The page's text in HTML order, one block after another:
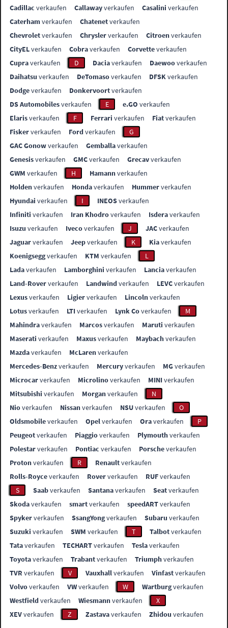
Cadillac verkaufen Callawayverkaufen Casalini verkaufen
Caterhamverkaufen Chatenetverkaufen
Chevroletverkaufen Chryslerverkaufen Citroenverkaufen
CityELverkaufen Cobraverkaufen Corvetteverkaufen
Cupraverkaufen D Daciaverkaufen Daewooverkaufen
Daihatsu verkaufen DeTomasoverkaufen DFSKverkaufen
Dodgeverkaufen Donkervoortverkaufen
DS Automobilesverkaufen E e.GO verkaufen
Elarisverkaufen F Ferrari verkaufen Fiatverkaufen
Fiskerverkaufen Fordverkaufen
G
GAC Gonowverkaufen Gemballaverkaufen
Genesisverkaufen GMCverkaufen Grecavverkaufen
GWM verkaufen H Hamannverkaufen
Holdenverkaufen Hondaverkaufen Hummerverkaufen
Hyundai verkaufen I INEOSverkaufen
Infiniti verkaufen Iran Khodroverkaufen Isderaverkaufen
Isuzu verkaufen Ivecoverkaufen J JACverkaufen
Jaguarverkaufen Jeepverkaufen K Kiaverkaufen
Koenigseggverkaufen KTM verkaufen
L
Ladaverkaufen Lamborghini verkaufen Lanciaverkaufen
Land-Roververkaufen Landwindverkaufen LEVCverkaufen
Lexusverkaufen Ligierverkaufen Lincolnverkaufen
Lotusverkaufen LTIverkaufen Lynk Coverkaufen
M
Mahindraverkaufen Marcosverkaufen Maruti verkaufen
Maserati verkaufen Maxusverkaufen Maybachverkaufen
Mazdaverkaufen McLarenverkaufen
Mercedes-Benzverkaufen Mercuryverkaufen MGverkaufen
Microcarverkaufen Microlinoverkaufen MINIverkaufen
Mitsubishi verkaufen Morganverkaufen
N
Nioverkaufen Nissanverkaufen NSUverkaufen
O
Oldsmobileverkaufen Opelverkaufen Oraverkaufen
P
Peugeotverkaufen Piaggioverkaufen Plymouthverkaufen
Polestarverkaufen Pontiac verkaufen Porscheverkaufen
Protonverkaufen R Renaultverkaufen
Rolls-Royceverkaufen Roververkaufen RUFverkaufen
S
Saabverkaufen Santanaverkaufen Seatverkaufen
Skodaverkaufen smartverkaufen speedARTverkaufen
Spykerverkaufen SsangYongverkaufen Subaru verkaufen
Suzuki verkaufen SWM verkaufen T Talbotverkaufen
Tataverkaufen TECHARTverkaufen Teslaverkaufen
Toyotaverkaufen Trabantverkaufen Triumphverkaufen
TVR verkaufen V Vauxhallverkaufen Vinfastverkaufen
Volvoverkaufen VWverkaufen W Wartburgverkaufen
Westfieldverkaufen Wiesmannverkaufen
X
XEVverkaufen Z Zastavaverkaufen Zhidou verkaufen